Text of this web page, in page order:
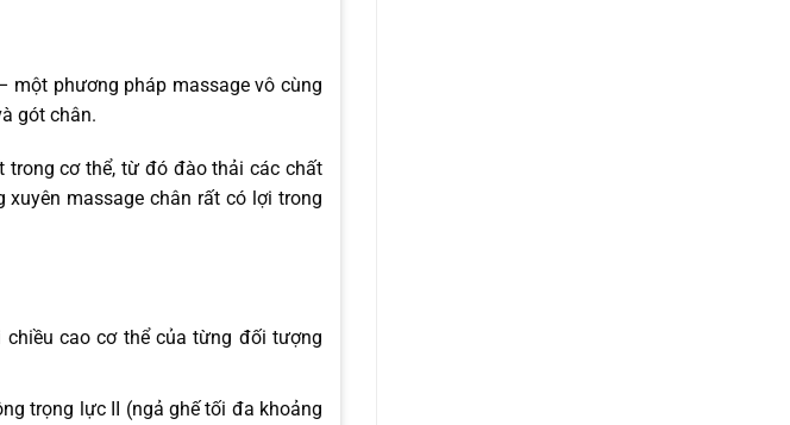
một phương pháp massage vô cùng
gót chân.
trong cơ thể, từ đó đào thải các chất
massage chân rất có lợi trong
cao cơ thể của từng đối tượng
trọng lực II (ngả ghế tối đa khoảng